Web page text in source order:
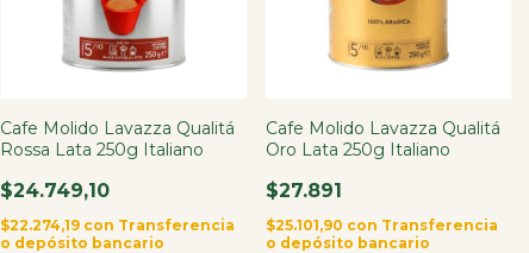
Cafe Molido Lavazza Qualitá
Rossa Lata 250g Italiano
$24.749,10
$22.274,19 con Transferencia
o depósito bancario
Cafe Molido Lavazza Qualitá
Oro Lata 250g Italiano
$27.891
$25.101,90 con Transferencia
o depósito bancario